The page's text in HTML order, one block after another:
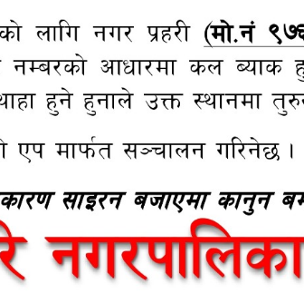
राष्ट्रिय दैनिक पत्रिकामा
राष्ट्रिय दैनिक पत्रिकामा प्रकाशित) |